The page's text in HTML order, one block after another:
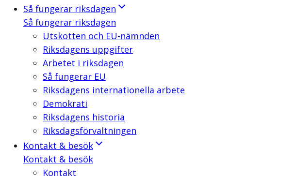
Så fungerar riksdagen
Så fungerar riksdagen
Utskotten och EU-nämnden
Riksdagens uppgifter
Arbetet i riksdagen
Så fungerar EU
Riksdagens internationella arbete
Demokrati
Riksdagens historia
Riksdagsförvaltningen
Kontakt & besök
Kontakt & besök
Kontakt